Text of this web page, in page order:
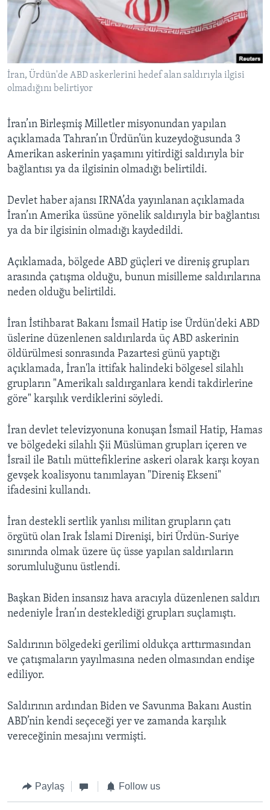
HAYATTAN
SANAT
BIZI TAKIP EDIN
Diller
İran, Ürdün'de ABD askerlerini hedef alan saldırıyla ilgisi
olmadığını belirtiyor
İran’ın Birleşmiş Milletler misyonundan yapılan
açıklamada Tahran’ın Ürdün’ün kuzeydoğusunda 3
Amerikan askerinin yaşamını yitirdiği saldırıyla bir
bağlantısı ya da ilgisinin olmadığı belirtildi.
Devlet haber ajansı IRNA’da yayınlanan açıklamada
İran’ın Amerika üssüne yönelik saldırıyla bir bağlantısı
ya da bir ilgisinin olmadığı kaydedildi.
Açıklamada, bölgede ABD güçleri ve direniş grupları
arasında çatışma olduğu, bunun misilleme saldırılarına
neden olduğu belirtildi.
İran İstihbarat Bakanı İsmail Hatip ise Ürdün'deki ABD
üslerine düzenlenen saldırılarda üç ABD askerinin
öldürülmesi sonrasında Pazartesi günü yaptığı
açıklamada, İran'la ittifak halindeki bölgesel silahlı
grupların "Amerikalı saldırganlara kendi takdirlerine
göre" karşılık verdiklerini söyledi.
İran devlet televizyonuna konuşan İsmail Hatip, Hamas
ve bölgedeki silahlı Şii Müslüman grupları içeren ve
İsrail ile Batılı müttefiklerine askeri olarak karşı koyan
gevşek koalisyonu tanımlayan "Direniş Ekseni"
ifadesini kullandı.
İran destekli sertlik yanlısı militan grupların çatı
örgütü olan Irak İslami Direnişi, biri Ürdün-Suriye
sınırında olmak üzere üç üsse yapılan saldırıların
sorumluluğunu üstlendi.
Başkan Biden insansız hava aracıyla düzenlenen saldırı
nedeniyle İran’ın desteklediği grupları suçlamıştı.
Saldırının bölgedeki gerilimi oldukça arttırmasından
ve çatışmaların yayılmasına neden olmasından endişe
ediliyor.
Saldırının ardından Biden ve Savunma Bakanı Austin
ABD’nin kendi seçeceği yer ve zamanda karşılık
vereceğinin mesajını vermişti.
Paylaş Follow us